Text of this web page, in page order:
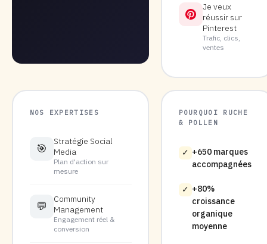
Je veux
réussir sur
Pinterest
Trafic, clics,
ventes
NOS EXPERTISES
🎯
Stratégie Social
Media
Plan d'action sur
mesure
💬
Community
Management
Engagement réel &
conversion
POURQUOI RUCHE
& POLLEN
✓ +650 marques
accompagnées
✓ +80%
croissance
organique
moyenne